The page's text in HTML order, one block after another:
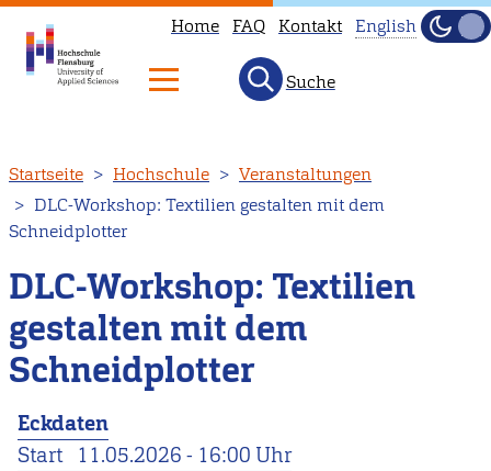
zum
Inhalt
Home FAQ Kontakt
English.
Head
English
Hell
Suche
Startseite Hochschule
Veranstaltungen
DLC-Workshop: Textilien gestalten mit dem
Schneidplotter
DLC-Workshop: Textilien
gestalten mit dem
Schneidplotter
Eckdaten
Start 11.05.2026 - 16:00 Uhr